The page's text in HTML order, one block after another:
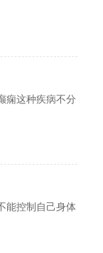
痫这种疾病不分
能控制自己身体